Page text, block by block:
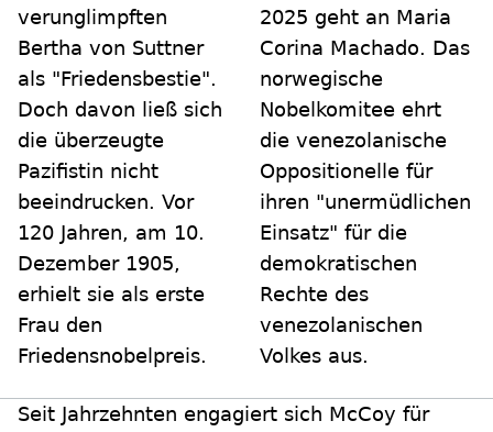
verunglimpften
Bertha von Suttner
als "Friedensbestie".
Doch davon ließ sich
die überzeugte
Pazifistin nicht
beeindrucken. Vor
120 Jahren, am 10.
Dezember 1905,
erhielt sie als erste
Frau den
Friedensnobelpreis.
2025 geht an Maria
Corina Machado. Das
norwegische
Nobelkomitee ehrt
die venezolanische
Oppositionelle für
ihren "unermüdlichen
Einsatz" für die
demokratischen
Rechte des
venezolanischen
Volkes aus.
Seit Jahrzehnten engagiert sich McCoy für